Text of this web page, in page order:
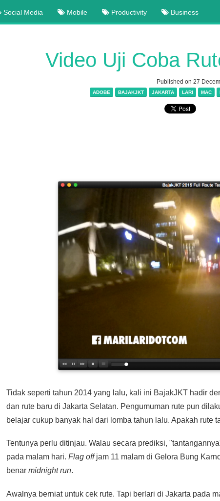
Social Media Mobile Productivity Business
Video Uji Coba
Published on 27
ADOBE BAJAKJKT JAKARTA LARI MAC
Tidak seperti tahun 2014 yang lalu, kali ini BajakJKT hadir
dan rute baru di Jakarta Selatan. Pengumuman rute pun
belajar cukup banyak hal dari lomba tahun lalu. Apakah rute
Tentunya perlu ditinjau. Walau secara prediksi,
pada malam hari. Flag offjam 11 malam di Gelora Bung
benar midnight run.
Awalnya berniat untuk cek rute. Tapi berlari di Jakarta pada